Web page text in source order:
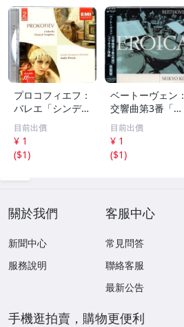
プロコフィエフ：
バレエ「シンデレ
ラ」、交響曲第1
番「古典」 アン
ドレ・プレヴィン
EMI 70
目前出價
¥ 1
($1)
ベートーヴェン：
交響曲第3番「英
雄」、コリオラン
序曲 金聖響 WA
RNER CLASSICS
224
目前出價
¥ 1
($1)
關於我們
新聞中心
服務說明
客服中心
常見問答
聯絡客服
最新公告
手機逛拍賣，購物更便利